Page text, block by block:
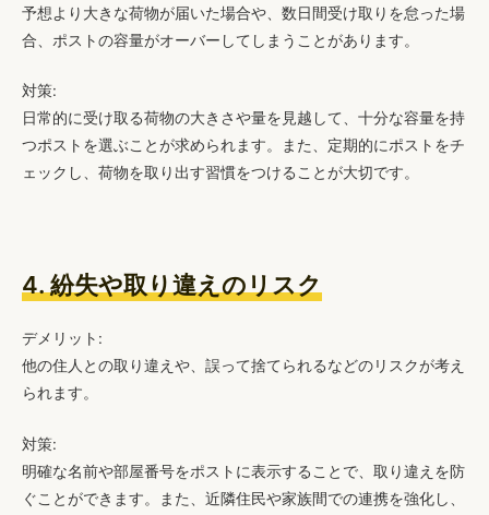
予想より大きな荷物が届いた場合や、数日間受け取りを怠った場
合、ポストの容量がオーバーしてしまうことがあります。
対策:
日常的に受け取る荷物の大きさや量を見越して、十分な容量を持
つポストを選ぶことが求められます。また、定期的にポストをチ
ェックし、荷物を取り出す習慣をつけることが大切です。
4. 紛失や取り違えのリスク
デメリット:
他の住人との取り違えや、誤って捨てられるなどのリスクが考え
られます。
対策:
明確な名前や部屋番号をポストに表示することで、取り違えを防
ぐことができます。また、近隣住民や家族間での連携を強化し、